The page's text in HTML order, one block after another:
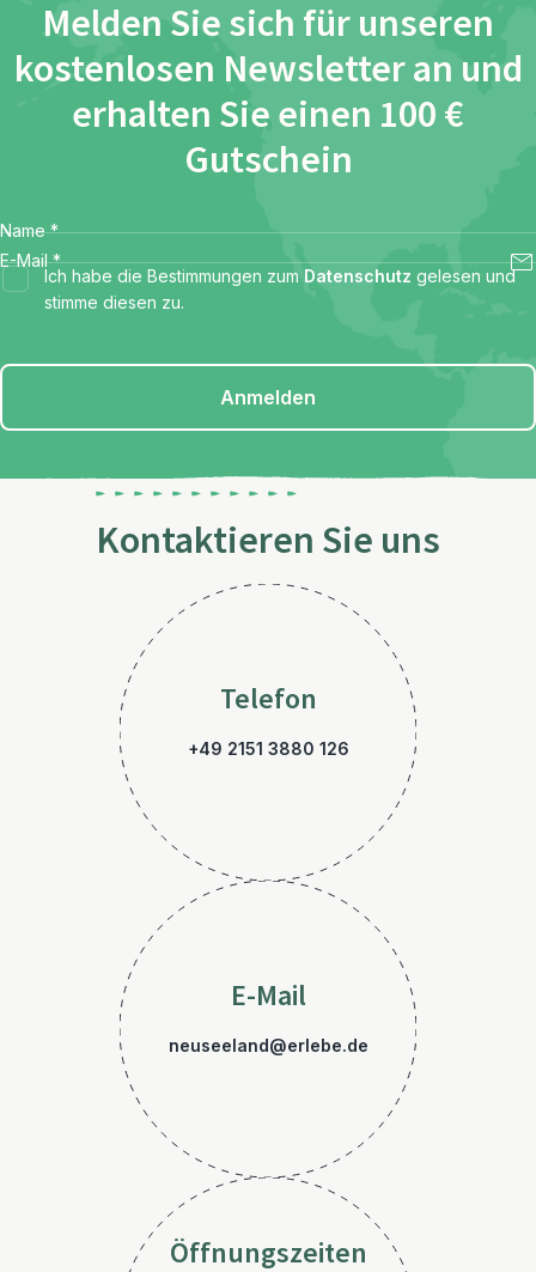
Melden Sie sich für unseren
kostenlosen Newsletter an und
erhalten Sie einen 100 €
Gutschein
Name *
E-Mail *
Ich habe die Bestimmungen zum Datenschutz gelesen und
stimme diesen zu.
Anmelden
Kontaktieren Sie uns
Telefon
+49 2151 3880 126
E-Mail
neuseeland@erlebe.de
Öffnungszeiten